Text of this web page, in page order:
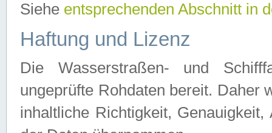
Siehe entsprechenden Abschnitt in
Haftung und Lizenz
Die Wasserstraßen- und
ungeprüfte Rohdaten bereit. Daher
inhaltliche Richtigkeit,